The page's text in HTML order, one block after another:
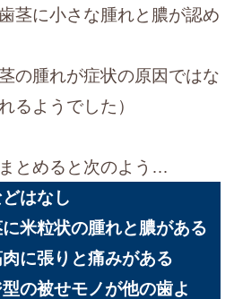
茎に小さな腫れと膿が認め
の腫れが症状の原因ではな
るようでした）
とめると次のよう…
はなし
米粒状の腫れと膿がある
に張りと痛みがある
の被せモノが他の歯よ